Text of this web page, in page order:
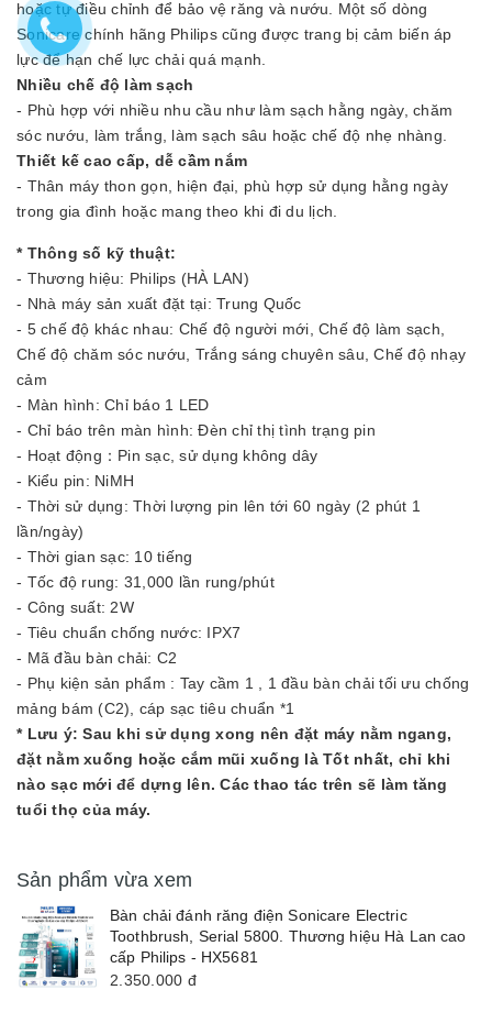
hoặc tự điều chỉnh để bảo vệ răng và nướu. Một số dòng
Sonicare chính hãng Philips cũng được trang bị cảm biến áp
lực để hạn chế lực chải quá mạnh.
Nhiều chế độ làm sạch
- Phù hợp với nhiều nhu cầu như làm sạch hằng ngày, chăm
sóc nướu, làm trắng, làm sạch sâu hoặc chế độ nhẹ nhàng.
Thiết kế cao cấp, dễ cầm nắm
- Thân máy thon gọn, hiện đại, phù hợp sử dụng hằng ngày
trong gia đình hoặc mang theo khi đi du lịch.
* Thông số kỹ thuật:
- Thương hiệu: Philips (HÀ LAN)
- Nhà máy sản xuất đặt tại: Trung Quốc
- 5 chế độ khác nhau: Chế độ người mới, Chế độ làm sạch,
Chế độ chăm sóc nướu, Trắng sáng chuyên sâu, Chế độ nhạy
cảm
- Màn hình: Chỉ báo 1 LED
- Chỉ báo trên màn hình: Đèn chỉ thị tình trạng pin
- Hoạt động：Pin sạc, sử dụng không dây
- Kiểu pin: NiMH
- Thời sử dụng: Thời lượng pin lên tới 60 ngày (2 phút 1
lần/ngày)
- Thời gian sạc: 10 tiếng
- Tốc độ rung: 31,000 lần rung/phút
- Công suất: 2W
- Tiêu chuẩn chống nước: IPX7
- Mã đầu bàn chải: C2
- Phụ kiện sản phẩm : Tay cầm 1 , 1 đầu bàn chải tối ưu chống
mảng bám (C2), cáp sạc tiêu chuẩn *1
* Lưu ý: Sau khi sử dụng xong nên đặt máy nằm ngang,
đặt nằm xuống hoặc cắm mũi xuống là Tốt nhất, chỉ khi
nào sạc mới để dựng lên. Các thao tác trên sẽ làm tăng
tuổi thọ của máy.
Sản phẩm vừa xem
Bàn chải đánh răng điện Sonicare Electric
Toothbrush, Serial 5800. Thương hiệu Hà Lan cao
cấp Philips - HX5681
2.350.000 đ